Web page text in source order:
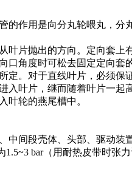
作用是向分丸轮喂丸，分
片抛出的方向。定向套上
角度时可松去固定定向套
。对于直线叶片，必须保
叶片，继而随着叶片一起
叶轮的燕尾槽中。
间段壳体、头部、驱动装
bar（用耐热皮带时张力